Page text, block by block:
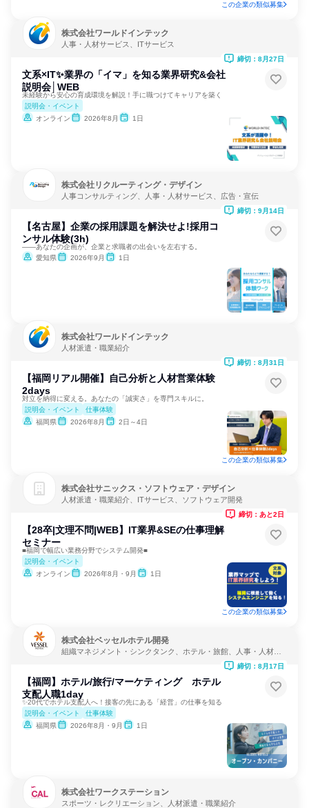
この企業の類似募集
株式会社ワールドインテック
人事・人材サービス、ITサービス
文系×IT✨業界の「イマ」を知る業界研究&会社
説明会│WEB
未経験から安心の育成環境を解説！手に職つけてキャリアを築く
説明会・イベント
オンライン
2026年8月 1日
締切：8月27日
株式会社リクルーティング・デザイン
人事コンサルティング、人事・人材サービス、広告・宣伝
【名古屋】企業の採用課題を解決せよ!採用コ
ンサル体験(3h)
――あなたの企画が、企業と求職者の出会いを左右する。
愛知県
2026年9月 1日
締切：9月14日
株式会社ワールドインテック
人材派遣・職業紹介
【福岡リアル開催】自己分析と人材営業体験
2days
対立を納得に変える。あなたの「誠実さ」を専門スキルに。
説明会・イベント
仕事体験
福岡県
2026年8月 2日～4日
締切：8月31日
この企業の類似募集
株式会社サニックス・ソフトウェア・デザイン
人材派遣・職業紹介、ITサービス、ソフトウェア開発
【28卒|文理不問|WEB】IT業界&SEの仕事理解
セミナー
■福岡で幅広い業務分野でシステム開発■
説明会・イベント
オンライン
2026年8月・9月 1日
締切：あと2日
この企業の類似募集
株式会社ベッセルホテル開発
組織マネジメント・シンクタンク、ホテル・旅館、人事・人材サ
【福岡】ホテル/旅行/マーケティング ホテル
支配人職1day
✨20代でホテル支配人へ！接客の先にある「経営」の仕事を知る
説明会・イベント
仕事体験
福岡県
2026年8月・9月 1日
締切：8月17日
株式会社ワークステーション
スポーツ・レクリエーション、人材派遣・職業紹介